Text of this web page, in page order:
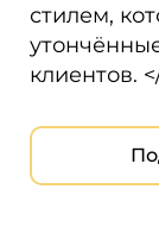
стилем,
клиентов.